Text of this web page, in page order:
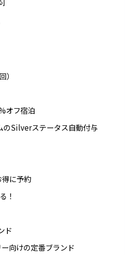
オフ宿泊
Silverステータス自動付与
に予約
！
ド
向けの定番ブランド